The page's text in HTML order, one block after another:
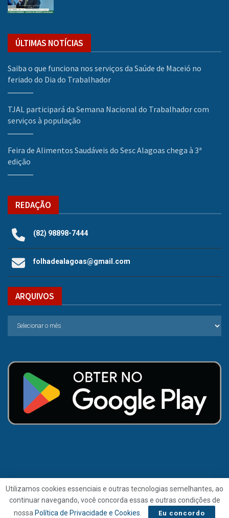
ÚLTIMAS NOTÍCIAS
Saiba o que funciona nos serviços da Saúde de Maceió no
feriado do Dia do Trabalhador
TJAL participará da Semana Nacional do Trabalhador com
serviços à população
Feira de Alimentos Saudáveis do Sesc Alagoas chega à 3ª
edição
REDAÇÃO
(82) 98898-7444
folhadealagoas@gmail.com
ARQUIVOS
Utilizamos cookies essenciais e outras tecnologias semelhantes, ao
continuar navegando, você concorda essas e outras condições de
nossa Política de Privacidade e Cookies Eu concordo